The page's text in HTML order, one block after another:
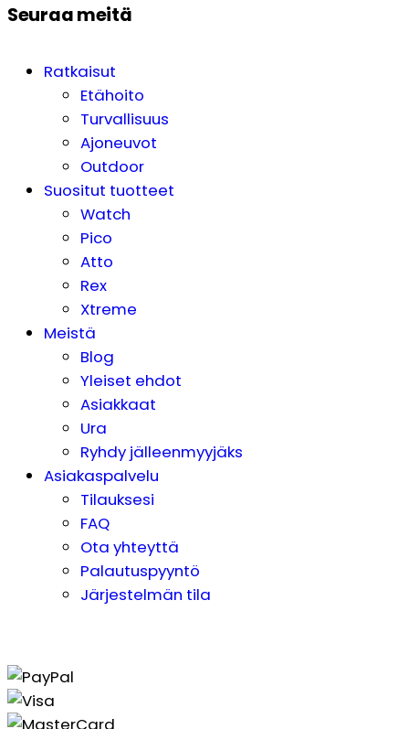
Seuraa meitä
Ratkaisut
Etähoito
Turvallisuus
Ajoneuvot
Outdoor
Suositut tuotteet
Watch
Pico
Atto
Rex
Xtreme
Meistä
Blog
Yleiset ehdot
Asiakkaat
Ura
Ryhdy jälleenmyyjäks
Asiakaspalvelu
Tilauksesi
FAQ
Ota yhteyttä
Palautuspyyntö
Järjestelmän tila